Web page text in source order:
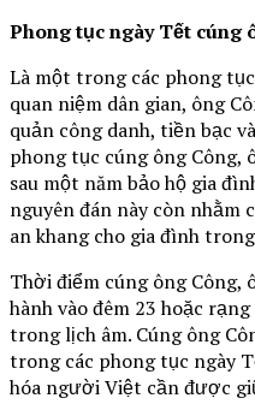
Phong tục ngày Tết cúng
Là một trong các phong
quan niệm dân gian, ông
quản công danh, tiền bạc
phong tục cúng ông Công,
sau một năm bảo hộ gia
nguyên đán này còn nhằm
an khang cho gia đình
Thời điểm cúng ông
hành vào đêm 23 hoặc
trong lịch âm. Cúng ông
trong các phong tục ngày
hóa người Việt cần được